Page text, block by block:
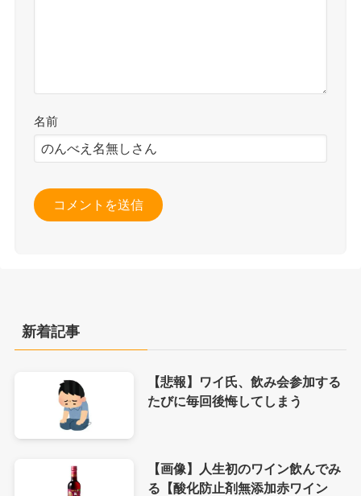
名前
新着記事
【悲報】ワイ氏、飲み会参加する
たびに毎回後悔してしまう
【画像】人生初のワイン飲んでみ
る【酸化防止剤無添加赤ワイン